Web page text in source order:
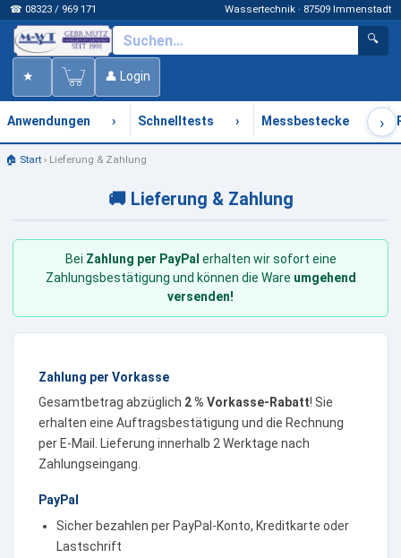
☎ 08323 / 969 171 Wassertechnik · 87509 Immenstadt
🔍
★ 👤 Login
Anwendungen › Schnelltests › Messbestecke ›
🏠 Start› Lieferung & Zahlung
🚚 Lieferung & Zahlung
Bei Zahlung per PayPal erhalten wir sofort eine
Zahlungsbestätigung und können die Ware umgehend
versenden!
Zahlung per Vorkasse
Gesamtbetrag abzüglich 2 % Vorkasse-Rabatt! Sie
erhalten eine Auftragsbestätigung und die Rechnung
per E-Mail. Lieferung innerhalb 2 Werktage nach
Zahlungseingang.
PayPal
Sicher bezahlen per PayPal-Konto, Kreditkarte oder
Lastschrift